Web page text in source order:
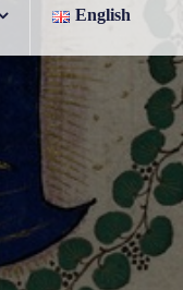
English